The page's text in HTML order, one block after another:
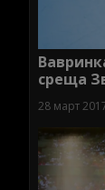
среща
28 март